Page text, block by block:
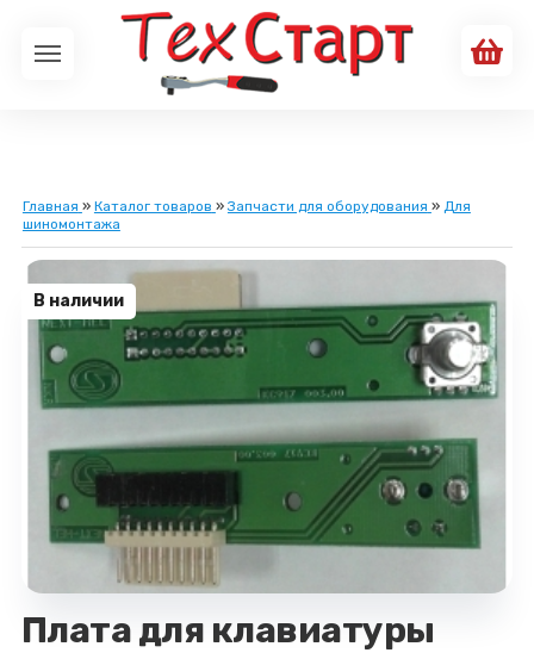
Главная » Каталог товаров »Запчасти для оборудования » Для
шиномонтажа
В наличии
Плата для клавиатуры